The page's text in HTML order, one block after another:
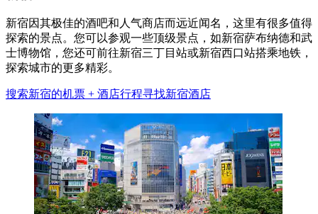
新宿因其极佳的酒吧和人气商店而远近闻名，这里有很多值得
探索的景点。您可以参观一些顶级景点，如新宿萨布纳德和武
士博物馆，您还可前往新宿三丁目站或新宿西口站搭乘地铁，
探索城市的更多精彩。
搜索新宿的机票 + 酒店行程寻找新宿酒店